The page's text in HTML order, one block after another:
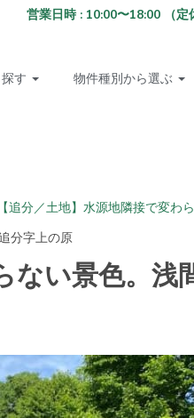
営業日時 : 10:00〜18:00 （
す 物件種別から選ぶ
【追分／土地】水源地隣接で変
分字上の原
ない景色。